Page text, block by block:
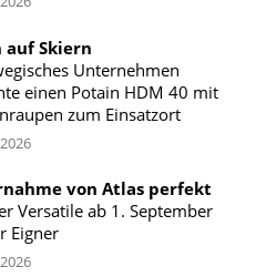
auf Skiern
Unternehmen
einen Potain HDM 40 mit
zum Einsatzort
von Atlas perfekt
Versatile ab 1. September
Eigner